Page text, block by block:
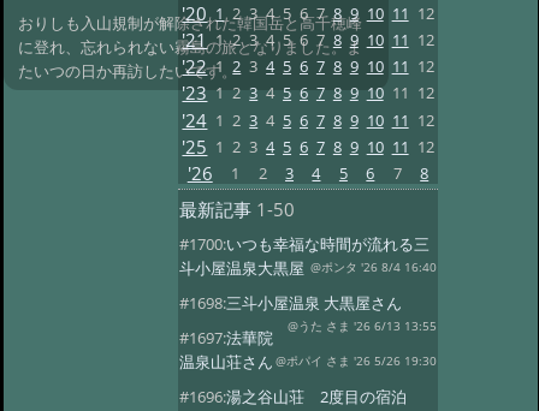
おりしも入山規制が解除された韓国岳と高千穂峰
に登れ、忘れられない霧島の旅となりました。ま
たいつの日か再訪したいです。
'20 1 2 3 4 5 6 7 8 9 10 11 12
'21 1 2 3 4 5 6 7 8 9 10 11 12
'22 1 2 3 4 5 6 7 8 9 10 11 12
'23 1 2 3 4 5 6 7 8 9 10 11 12
'24 1 2 3 4 5 6 7 8 9 10 11 12
'25 1 2 3 4 5 6 7 8 9 10 11 12
'26 1 2 3 4 5 6 7 8
最新記事 1-50
#1700:いつも幸福な時間が流れる三
斗小屋温泉大黒屋 @ポンタ '26 8/4 16:40
#1698:三斗小屋温泉 大黒屋さん
@うた さま '26 6/13 13:55
#1697:法華院
温泉山荘さん @ポパイ さま '26 5/26 19:30
#1696:湯之谷山荘 2度目の宿泊